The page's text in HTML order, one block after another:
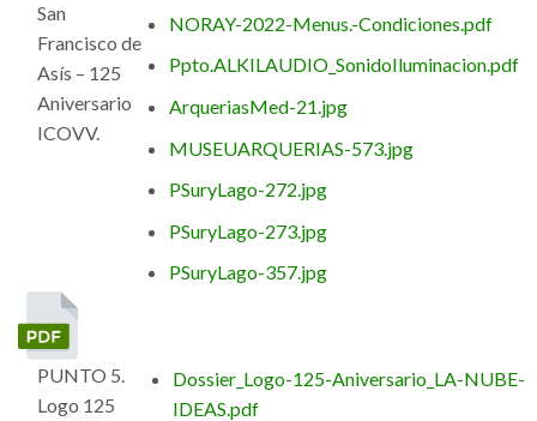
San
Francisco de
Asís – 125
Aniversario
ICOVV.
NORAY-2022-Menus.-Condiciones.pdf
Ppto.ALKILAUDIO_SonidoIluminacion.pdf
ArqueriasMed-21.jpg
MUSEUARQUERIAS-573.jpg
PSuryLago-272.jpg
PSuryLago-273.jpg
PSuryLago-357.jpg
PUNTO 5.
Logo 125
Dossier_Logo-125-Aniversario_LA-NUBE-
IDEAS.pdf